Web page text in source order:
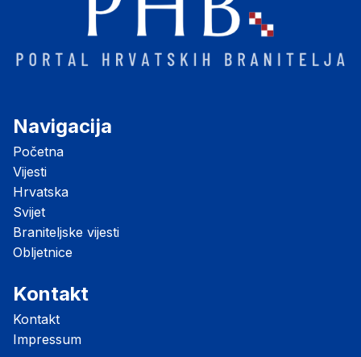
Navigacija
Početna
Vijesti
Hrvatska
Svijet
Braniteljske vijesti
Obljetnice
Kontakt
Kontakt
Impressum